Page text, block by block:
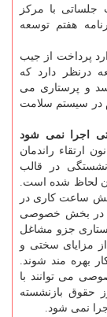
جلساتی با مرکز
هفتم توسعه
پرداخت از جیب
درنظر دارد که
کمتر از ۳۰ درصد برسد و پرستاری می
در سیستم سلامت
اجرا نمی شود
ارتقاء راندمان
در قالب
لحاظ شده است.
ساعت کاری در
در بخش خصوصی
جزو مشاغل
مزایای سختی و
با ۲۰ سال سابقه کار بهره مند شوند.
می توانند با
کار بازنشسته و دریافت ۳۰ روز حقوق بازنشسته
نمی شود.